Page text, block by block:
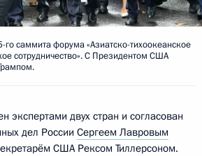
го саммита форума «Азиатско-тихоокеанское
сотрудничество». С Президентом США
экспертами двух стран и согласован
дел России Сергеем Лавровым
США Рексом Тиллерсоном.